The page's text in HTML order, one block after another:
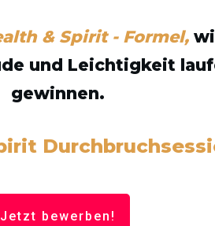
& Spirit - Formel,
und Leichtigkeit
gewinnen.
Jetzt bewerben!